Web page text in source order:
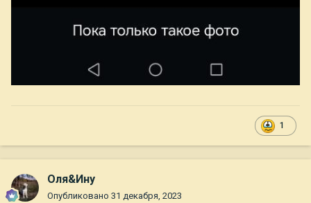
1
Оля&Ину
Опубликовано 31 декабря, 2023